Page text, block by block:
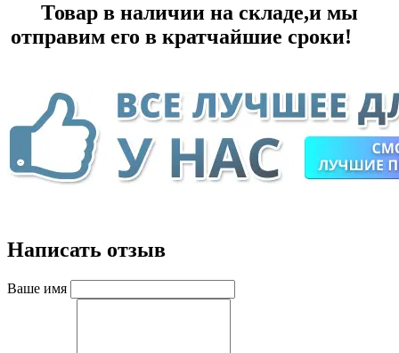
Товар в наличии на складе,и мы
отправим его в кратчайшие сроки!
Написать отзыв
Ваше имя